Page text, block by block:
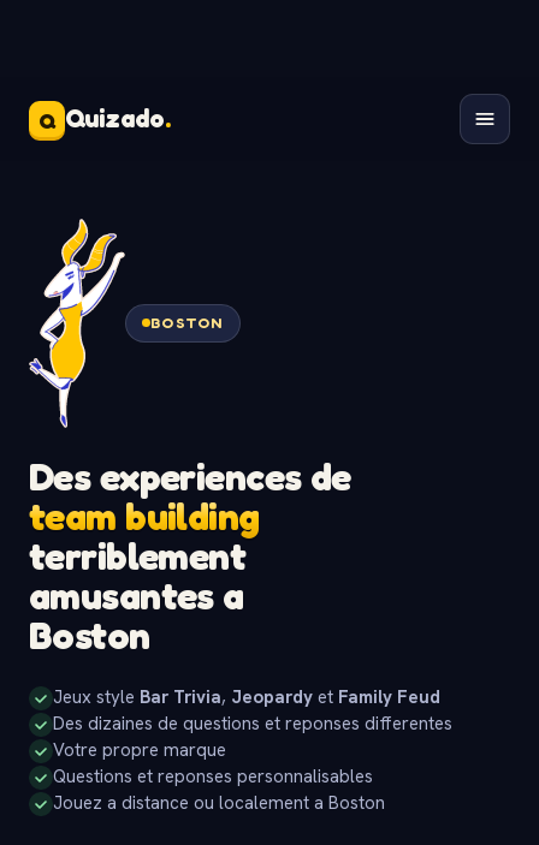
Q Quizado.
BOSTON
Des experiences de
team building
terriblement
amusantes a
Boston
Jeux style Bar Trivia, Jeopardy et Family Feud
Des dizaines de questions et reponses differentes
Votre propre marque
Questions et reponses personnalisables
Jouez a distance ou localement a Boston